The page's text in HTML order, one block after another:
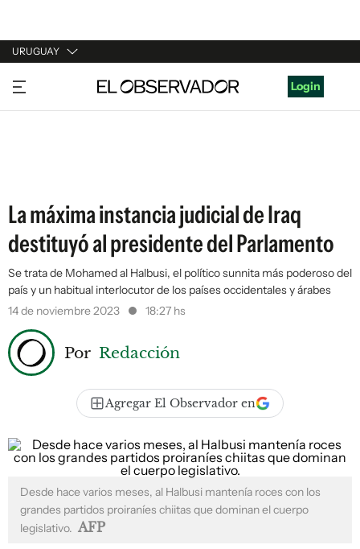
URUGUAY
URUGUAY
ARGENTINA
Login
La máxima instancia judicial de Iraq
destituyó al presidente del Parlamento
Se trata de Mohamed al Halbusi, el político sunnita más poderoso del
país y un habitual interlocutor de los países occidentales y árabes
14 de noviembre 2023
18:27 hs
Por Redacción
Agregar El Observador en
Desde hace varios meses, al Halbusi mantenía roces con los
grandes partidos proiraníes chiitas que dominan el cuerpo
legislativo. AFP